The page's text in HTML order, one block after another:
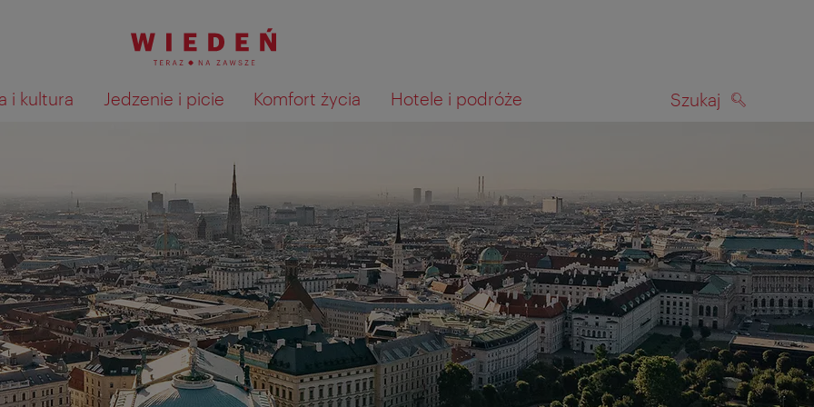
i kultura Jedzenie i picie Komfort życia Hotele i podróże Szukaj